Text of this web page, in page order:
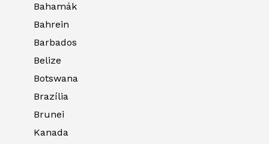
Bahamák
Bahrein
Barbados
Belize
Botswana
Brazília
Brunei
Kanada